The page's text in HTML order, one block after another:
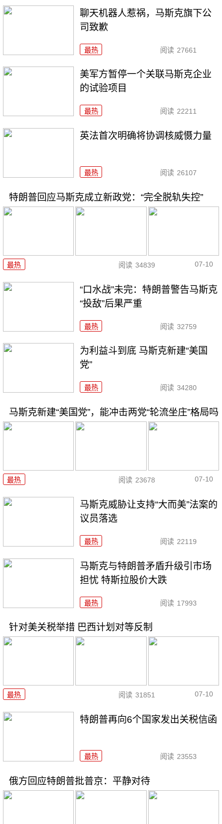
聊天机器人惹祸，马斯克旗下公
司致歉
最热 阅读 27661
美军方暂停一个关联马斯克企业
的试验项目
最热 阅读 22211
英法首次明确将协调核威慑力量
最热 阅读 26107
特朗普回应马斯克成立新政党：“完全脱轨失控”
最热 阅读 34839 07-10
“口水战”未完：特朗普警告马斯克
“投敌”后果严重
最热 阅读 32759
为利益斗到底 马斯克新建“美国
党”
最热 阅读 34280
马斯克新建“美国党”，能冲击两党“轮流坐庄”格局吗
最热 阅读 23678 07-10
马斯克威胁让支持“大而美”法案的
议员落选
最热 阅读 22119
马斯克与特朗普矛盾升级引市场
担忧 特斯拉股价大跌
最热 阅读 17993
针对美关税举措 巴西计划对等反制
最热 阅读 31851 07-10
特朗普再向6个国家发出关税信函
最热 阅读 23553
俄方回应特朗普批普京：平静对待